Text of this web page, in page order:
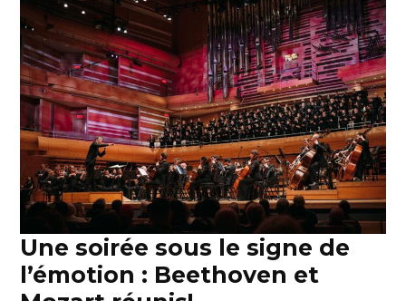
Une soirée sous le signe de
l’émotion : Beethoven et